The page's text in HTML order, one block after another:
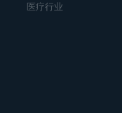
医疗行业